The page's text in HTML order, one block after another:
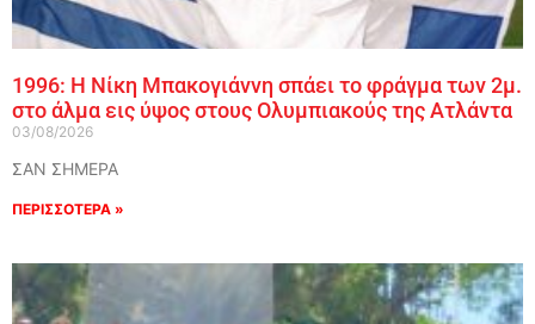
1996: Η Νίκη Μπακογιάννη σπάει το φράγμα των 2μ.
στο άλμα εις ύψος στους Ολυμπιακούς της Ατλάντα
03/08/2026
ΣΑΝ ΣΗΜΕΡΑ
ΠΕΡΙΣΣΟΤΕΡΑ »